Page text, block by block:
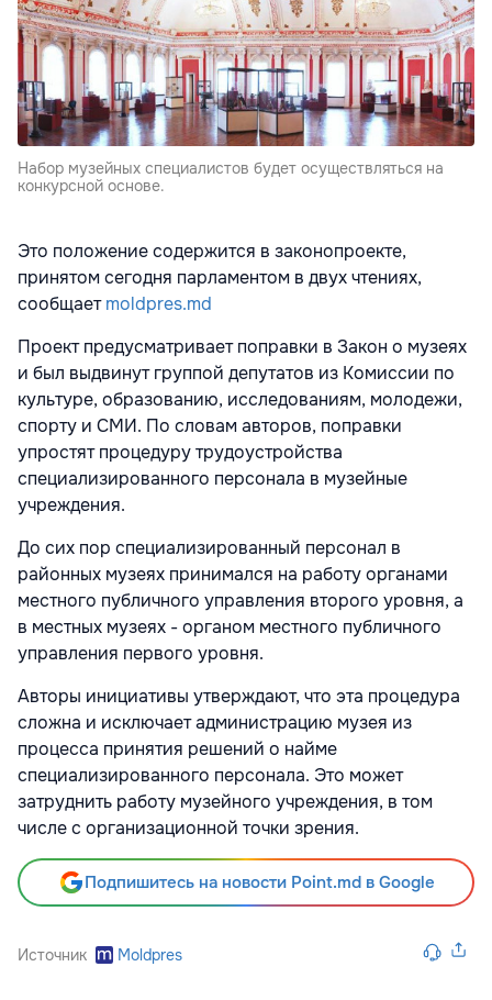
Набор музейных специалистов будет осуществляться на
конкурсной основе.
Это положение содержится в законопроекте,
принятом сегодня парламентом в двух чтениях,
сообщаетmoldpres.md
Проект предусматривает поправки в Закон о музеях
и был выдвинут группой депутатов из Комиссии по
культуре, образованию, исследованиям, молодежи,
спорту и СМИ. По словам авторов, поправки
упростят процедуру трудоустройства
специализированного персонала в музейные
учреждения.
До сих пор специализированный персонал в
районных музеях принимался на работу органами
местного публичного управления второго уровня, а
в местных музеях - органом местного публичного
управления первого уровня.
Авторы инициативы утверждают, что эта процедура
сложна и исключает администрацию музея из
процесса принятия решений о найме
специализированного персонала. Это может
затруднить работу музейного учреждения, в том
числе с организационной точки зрения.
Подпишитесь на новости Point.md в Google
Источник Moldpres